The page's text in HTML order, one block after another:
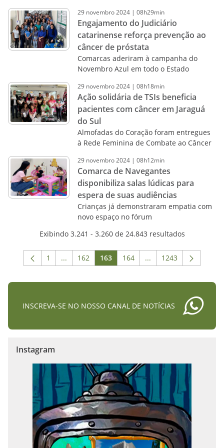
29 novembro2024 | 08h29min
Engajamento do Judiciário
catarinense reforça prevenção ao
câncer de próstata
Comarcas aderiram à campanha do
Novembro Azul em todo o Estado
29 novembro2024 | 08h18min
Ação solidária de TSIs beneficia
pacientes com câncer em Jaraguá
do Sul
Almofadas do Coração foram entregues
à Rede Feminina de Combate ao Câncer
29 novembro2024 | 08h12min
Comarca de Navegantes
disponibiliza salas lúdicas para
espera de suas audiências
Crianças já demonstraram empatia com
novo espaço no fórum
Exibindo 3.241 - 3.260 de 24.843 resultados
Página
1 ...Páginas intermediárias Usar ABA para navegar.
Página
162 Página
163 Página
164 ...PáginasPágina
1243
INSCREVA-SE NO NOSSO CANAL DE NOTÍCIAS
Instagram